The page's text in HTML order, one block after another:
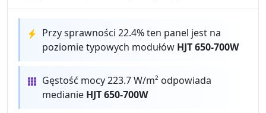
Przy sprawności 22.4% ten panel jest na
poziomie typowych modułów HJT 650-700W
Gęstość mocy 223.7 W/m² odpowiada
medianie HJT 650-700W